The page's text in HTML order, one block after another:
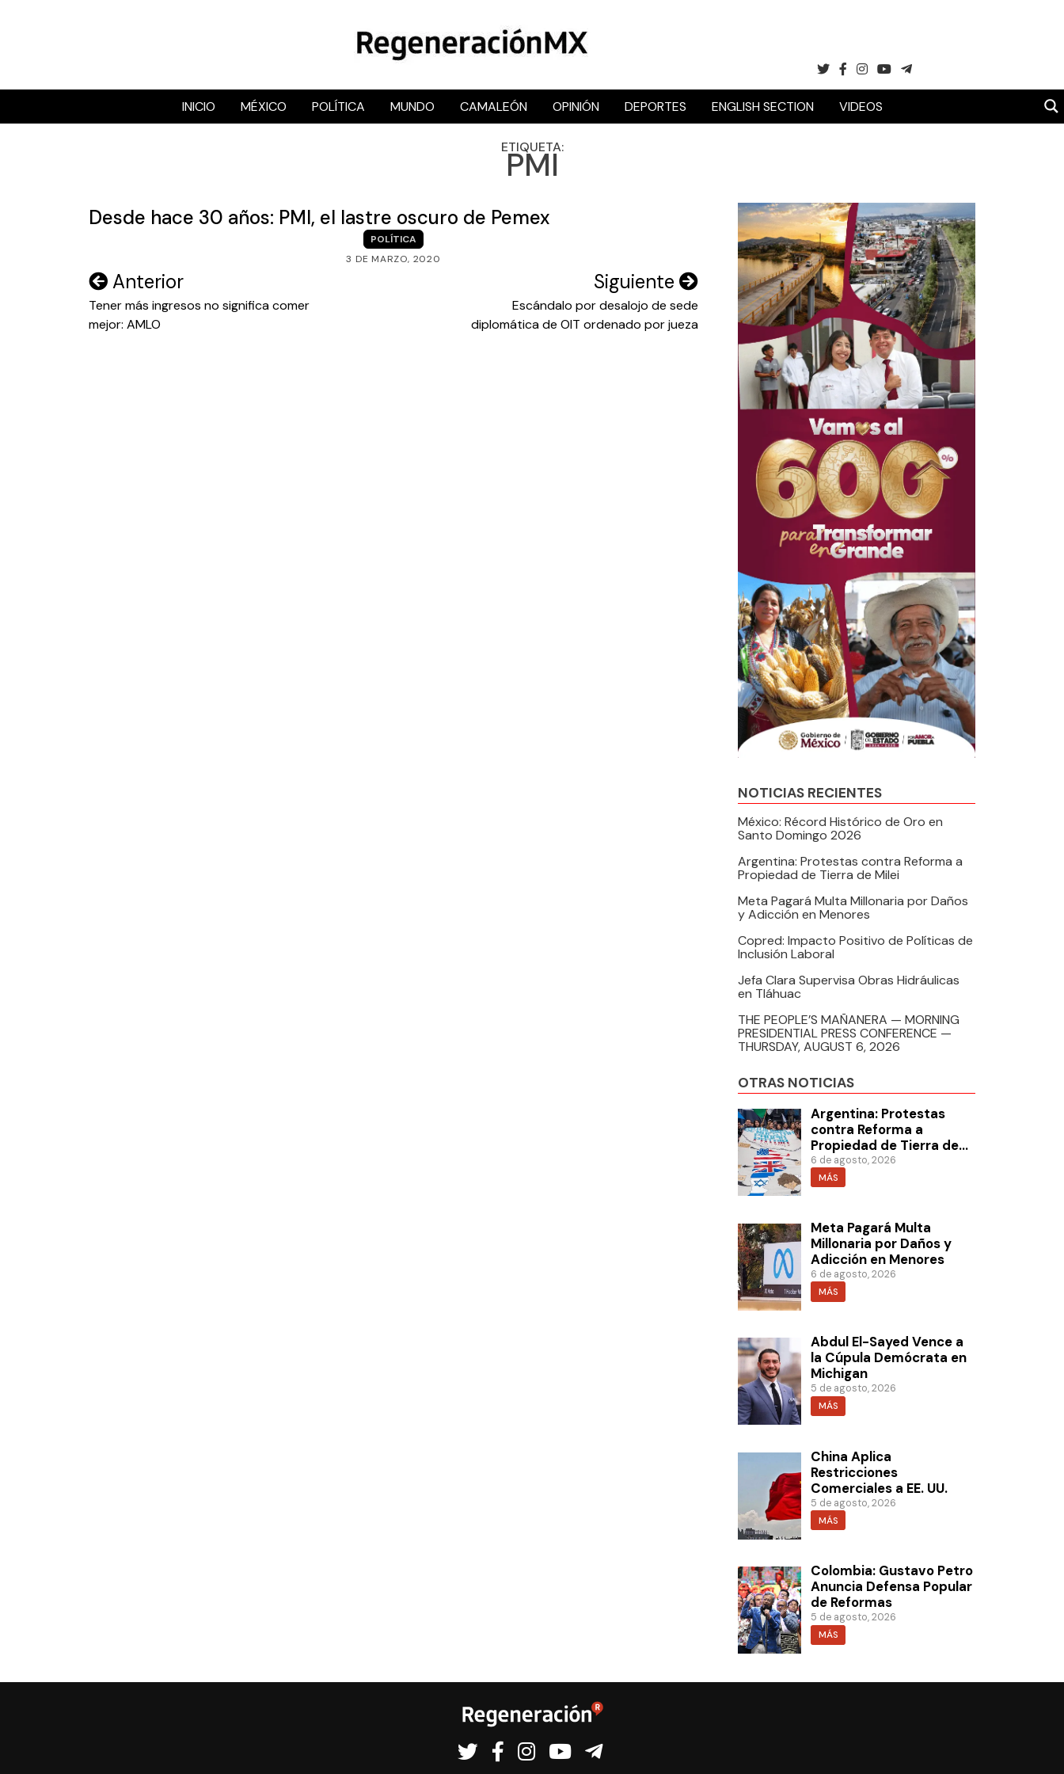
RegeneraciónMX
Sitio de noticias libre e independiente
INICIO MÉXICO POLÍTICA MUNDO CAMALEÓN OPINIÓN DEPORTES ENGLISH SECTION VIDEOS
ETIQUETA:
PMI
Desde hace 30 años: PMI, el lastre oscuro de Pemex
POLÍTICA
3 DE MARZO, 2020
Navegación
de
entradas
Anterior
Tener más ingresos no significa comer
mejor: AMLO
Siguiente
Escándalo por desalojo de sede
diplomática de OIT ordenado por jueza
NOTICIAS RECIENTES
México: Récord Histórico de Oro en
Santo Domingo 2026
Argentina: Protestas contra Reforma a
Propiedad de Tierra de Milei
Meta Pagará Multa Millonaria por Daños
y Adicción en Menores
Copred: Impacto Positivo de Políticas de
Inclusión Laboral
Jefa Clara Supervisa Obras Hidráulicas
en Tláhuac
THE PEOPLE’S MAÑANERA — MORNING
PRESIDENTIAL PRESS CONFERENCE —
THURSDAY, AUGUST 6, 2026
OTRAS NOTICIAS
Argentina: Protestas
contra Reforma a
Propiedad de Tierra de
Milei
6 de agosto, 2026
MÁS
Meta Pagará Multa
Millonaria por Daños y
Adicción en Menores
6 de agosto, 2026
MÁS
Abdul El-Sayed Vence a
la Cúpula Demócrata en
Michigan
5 de agosto, 2026
MÁS
China Aplica
Restricciones
Comerciales a EE. UU.
5 de agosto, 2026
MÁS
Colombia: Gustavo Petro
Anuncia Defensa Popular
de Reformas
5 de agosto, 2026
MÁS